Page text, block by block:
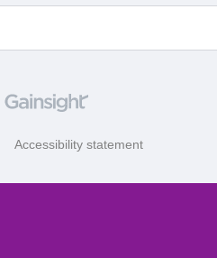
Accessibility statement